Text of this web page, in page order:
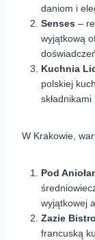
daniom i
Senses –
wyjątkową
Kuchnia
polskiej
W Krakowie,
Pod
wyjątkowej
Zazie Bistro
francuską